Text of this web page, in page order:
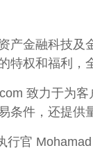
产金融科技及
特权和福利，
致力于为
条件，还提供
行官